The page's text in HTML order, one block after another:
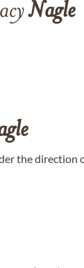
Nagle
the direction